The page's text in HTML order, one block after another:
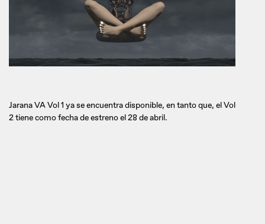
Jarana VA Vol 1 ya se encuentra disponible, en tanto que, el Vol
2 tiene como fecha de estreno el 28 de abril.